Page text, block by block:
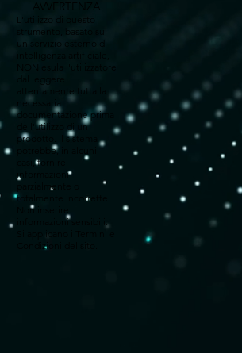
AVVERTENZA
L'utilizzo di questo
strumento, basato su
un servizio esterno di
NON esula l'utilizzatore
dal leggere
attentamente tutta la
necessaria
documentazione prima
dell'utilizzo di un
prodotto. Il sistema
potrebbe, in alcuni
casi, fornire
informazioni
parzialmente o
totalmente incorrette.
Non inserire
informazioni sensibili.
Condizioni del sito.